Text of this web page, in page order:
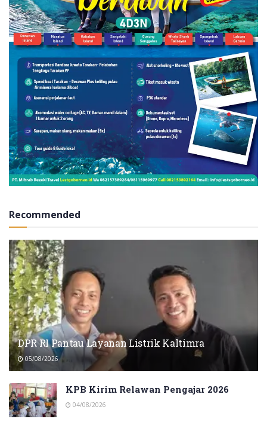
Recommended
DPR RI Pantau Layanan Listrik Kaltimra
05/08/2026
KPB Kirim Relawan Pengajar 2026
04/08/2026